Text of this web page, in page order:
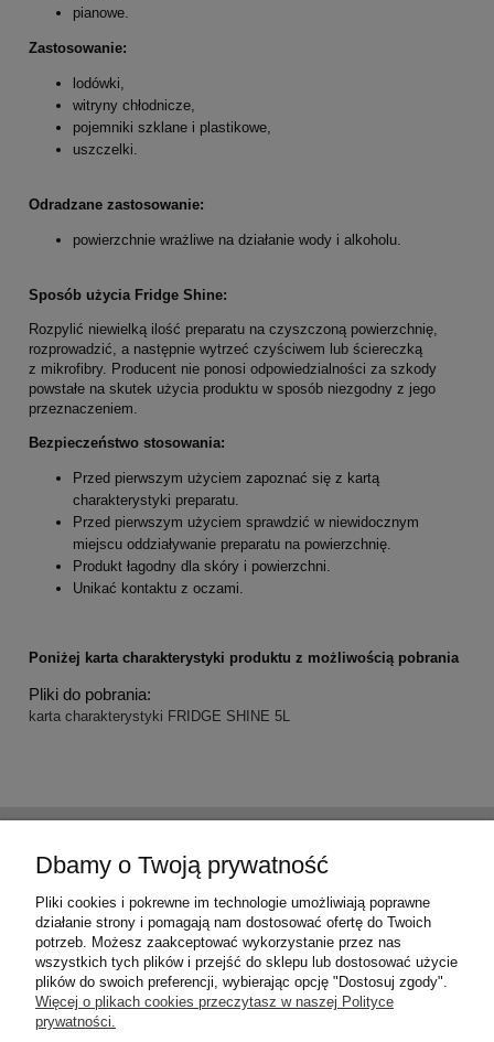
pianowe.
Zastosowanie:
lodówki,
witryny chłodnicze,
pojemniki szklane i plastikowe,
uszczelki.
Odradzane zastosowanie:
powierzchnie wrażliwe na działanie wody i alkoholu.
Sposób użycia Fridge Shine:
Rozpylić niewielką ilość preparatu na czyszczoną powierzchnię,
rozprowadzić, a następnie wytrzeć czyściwem lub ściereczką
z mikrofibry. Producent nie ponosi odpowiedzialności za szkody
powstałe na skutek użycia produktu w sposób niezgodny z jego
przeznaczeniem.
Bezpieczeństwo stosowania:
Przed pierwszym użyciem zapoznać się z kartą
charakterystyki preparatu.
Przed pierwszym użyciem sprawdzić w niewidocznym
miejscu oddziaływanie preparatu na powierzchnię.
Produkt łagodny dla skóry i powierzchni.
Unikać kontaktu z oczami.
Poniżej karta charakterystyki produktu z możliwością pobrania
Pliki do pobrania:
karta charakterystyki FRIDGE SHINE 5L
Płatności i dostawa
Informacje
Dbamy o Twoją prywatność
Pliki cookies i pokrewne im technologie umożliwiają poprawne
działanie strony i pomagają nam dostosować ofertę do Twoich
potrzeb. Możesz zaakceptować wykorzystanie przez nas
wszystkich tych plików i przejść do sklepu lub dostosować użycie
plików do swoich preferencji, wybierając opcję "Dostosuj zgody".
Więcej o plikach cookies przeczytasz w naszej Polityce
prywatności.